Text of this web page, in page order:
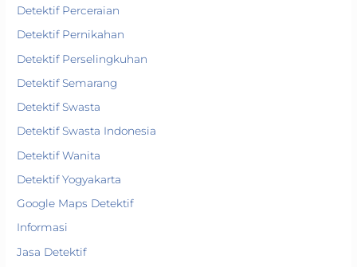
Detektif Perceraian
Detektif Pernikahan
Detektif Perselingkuhan
Detektif Semarang
Detektif Swasta
Detektif Swasta Indonesia
Detektif Wanita
Detektif Yogyakarta
Google Maps Detektif
Informasi
Jasa Detektif